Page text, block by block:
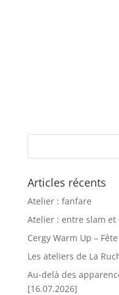
Articles récents
Atelier : fanfare
Atelier : entre slam et
Cergy Warm Up –
Les ateliers de La
Au-delà des
[16.07.2026]